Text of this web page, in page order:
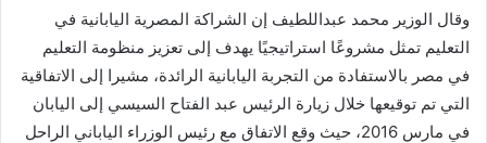
وقال الوزير محمد عبداللطيف إن الشراكة المصرية اليابانية في
التعليم تمثل مشروعًا استراتيجيًا يهدف إلى تعزيز منظومة التعليم
في مصر بالاستفادة من التجربة اليابانية الرائدة، مشيرا إلى الاتفاقية
التي تم توقيعها خلال زيارة الرئيس عبد الفتاح السيسي إلى اليابان
في مارس 2016، حيث وقع الاتفاق مع رئيس الوزراء الياباني الراحل